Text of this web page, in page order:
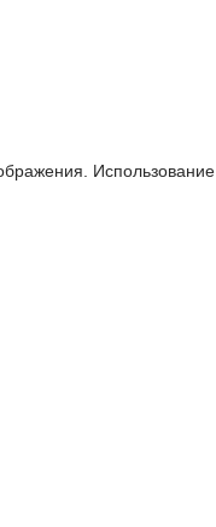
Использование